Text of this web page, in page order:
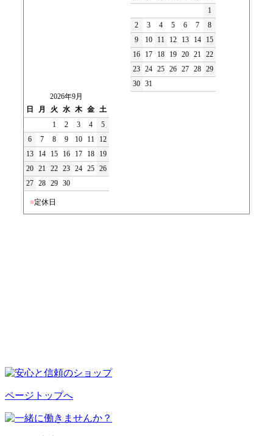
1
2
3 4 5 6 7
8
9
10 11 12 13 14
15
16
17 18 19 20 21 22
23 24 25 26 27 28 29
30 31
2026年9月
日
月 火 水 木 金 土
1
2 3 4
5
6
7 8 9 10 11
12
13
14 15 16 17 18
19
20 21 22 23 24 25 26
27 28 29 30
■定休日
ページトップへ